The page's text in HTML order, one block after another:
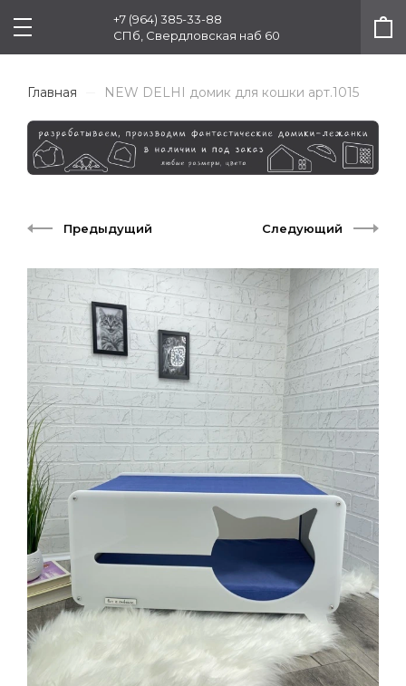
+7 (964) 385-33-88
СПб, Свердловская наб 60
Главная NEW DELHI домик для кошки арт.1015
Предыдущий Следующий